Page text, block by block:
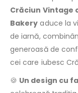
Crăciun Vintage
Bakery aduce la
de iarnă,
generoasă de
cei care iubesc
🍪 Un design cu